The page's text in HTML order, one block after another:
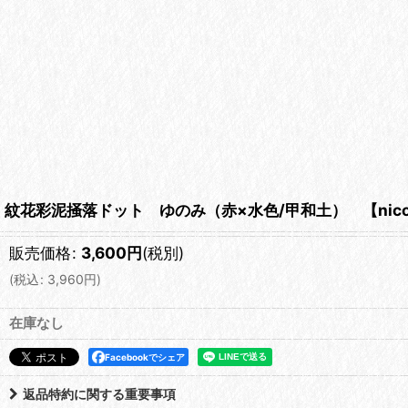
紋花彩泥掻落ドット ゆのみ（赤×水色/甲和土） 【
販売価格: 3,600円(税別)
(税込: 3,960円)
在庫なし
Facebookでシェア
返品特約に関する重要事項